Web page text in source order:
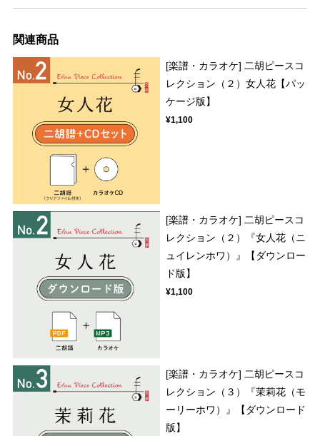
関連商品
[楽譜・カラオケ] 二胡ピースコ
レクション（２）女人花【パッ
ケージ版】
¥1,100
[楽譜・カラオケ] 二胡ピースコ
レクション（２）『女人花（ニ
ュイレンホワ）』【ダウンロー
ド版】
¥1,100
[楽譜・カラオケ] 二胡ピースコ
レクション（３）『茉莉花（モ
ーリーホワ）』【ダウンロード
版】